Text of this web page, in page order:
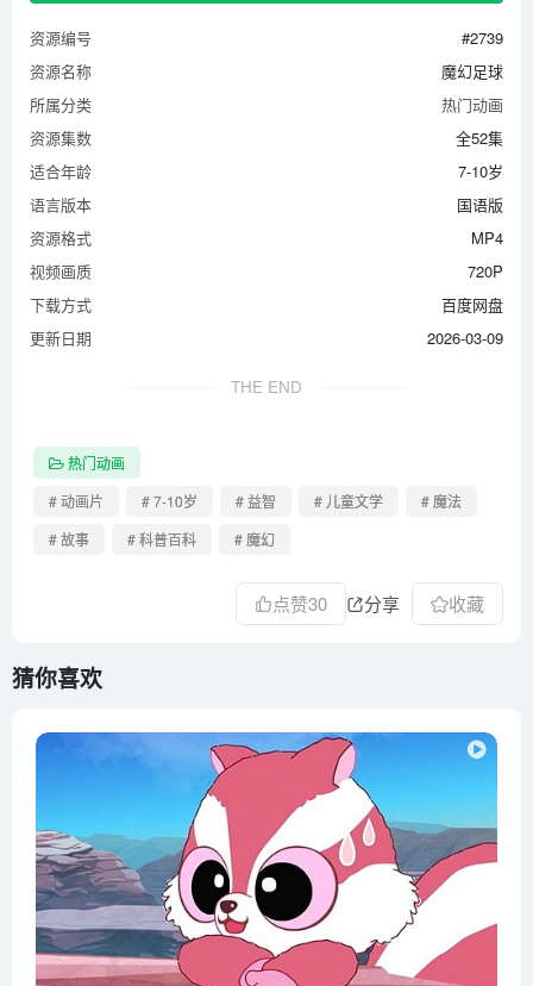
第37集 我的责任
第38集 外星人守门员朱利安
第39集 拉莫斯会长的计划
第40集 哭墙朱利安
第41集 爸爸的忠告
第42集 第十二个选手
第43集 命运的点球大战
第44集 最强的守护神是谁
第45集 地狱的死神塔干
第46集 车久与爸爸的决心
第49集 战胜完美的东西
第50集 怪兽睁开眼睛
资源编号
#2739
资源名称
魔幻足球
所属分类
热门动画
资源集数
全52集
适合年龄
7-10岁
语言版本
国语版
资源格式
MP4
视频画质
720P
下载方式
百度网盘
更新日期
2026-03-09
THE END
热门动画
# 动画片
# 7-10岁 # 益智 # 儿童文学
# 魔法
# 故事
# 科普百科 # 魔幻
点赞30 分享 收藏
猜你喜欢